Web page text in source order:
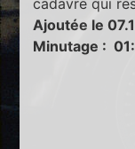
cadavre qui
Ajoutée le
Minutage :